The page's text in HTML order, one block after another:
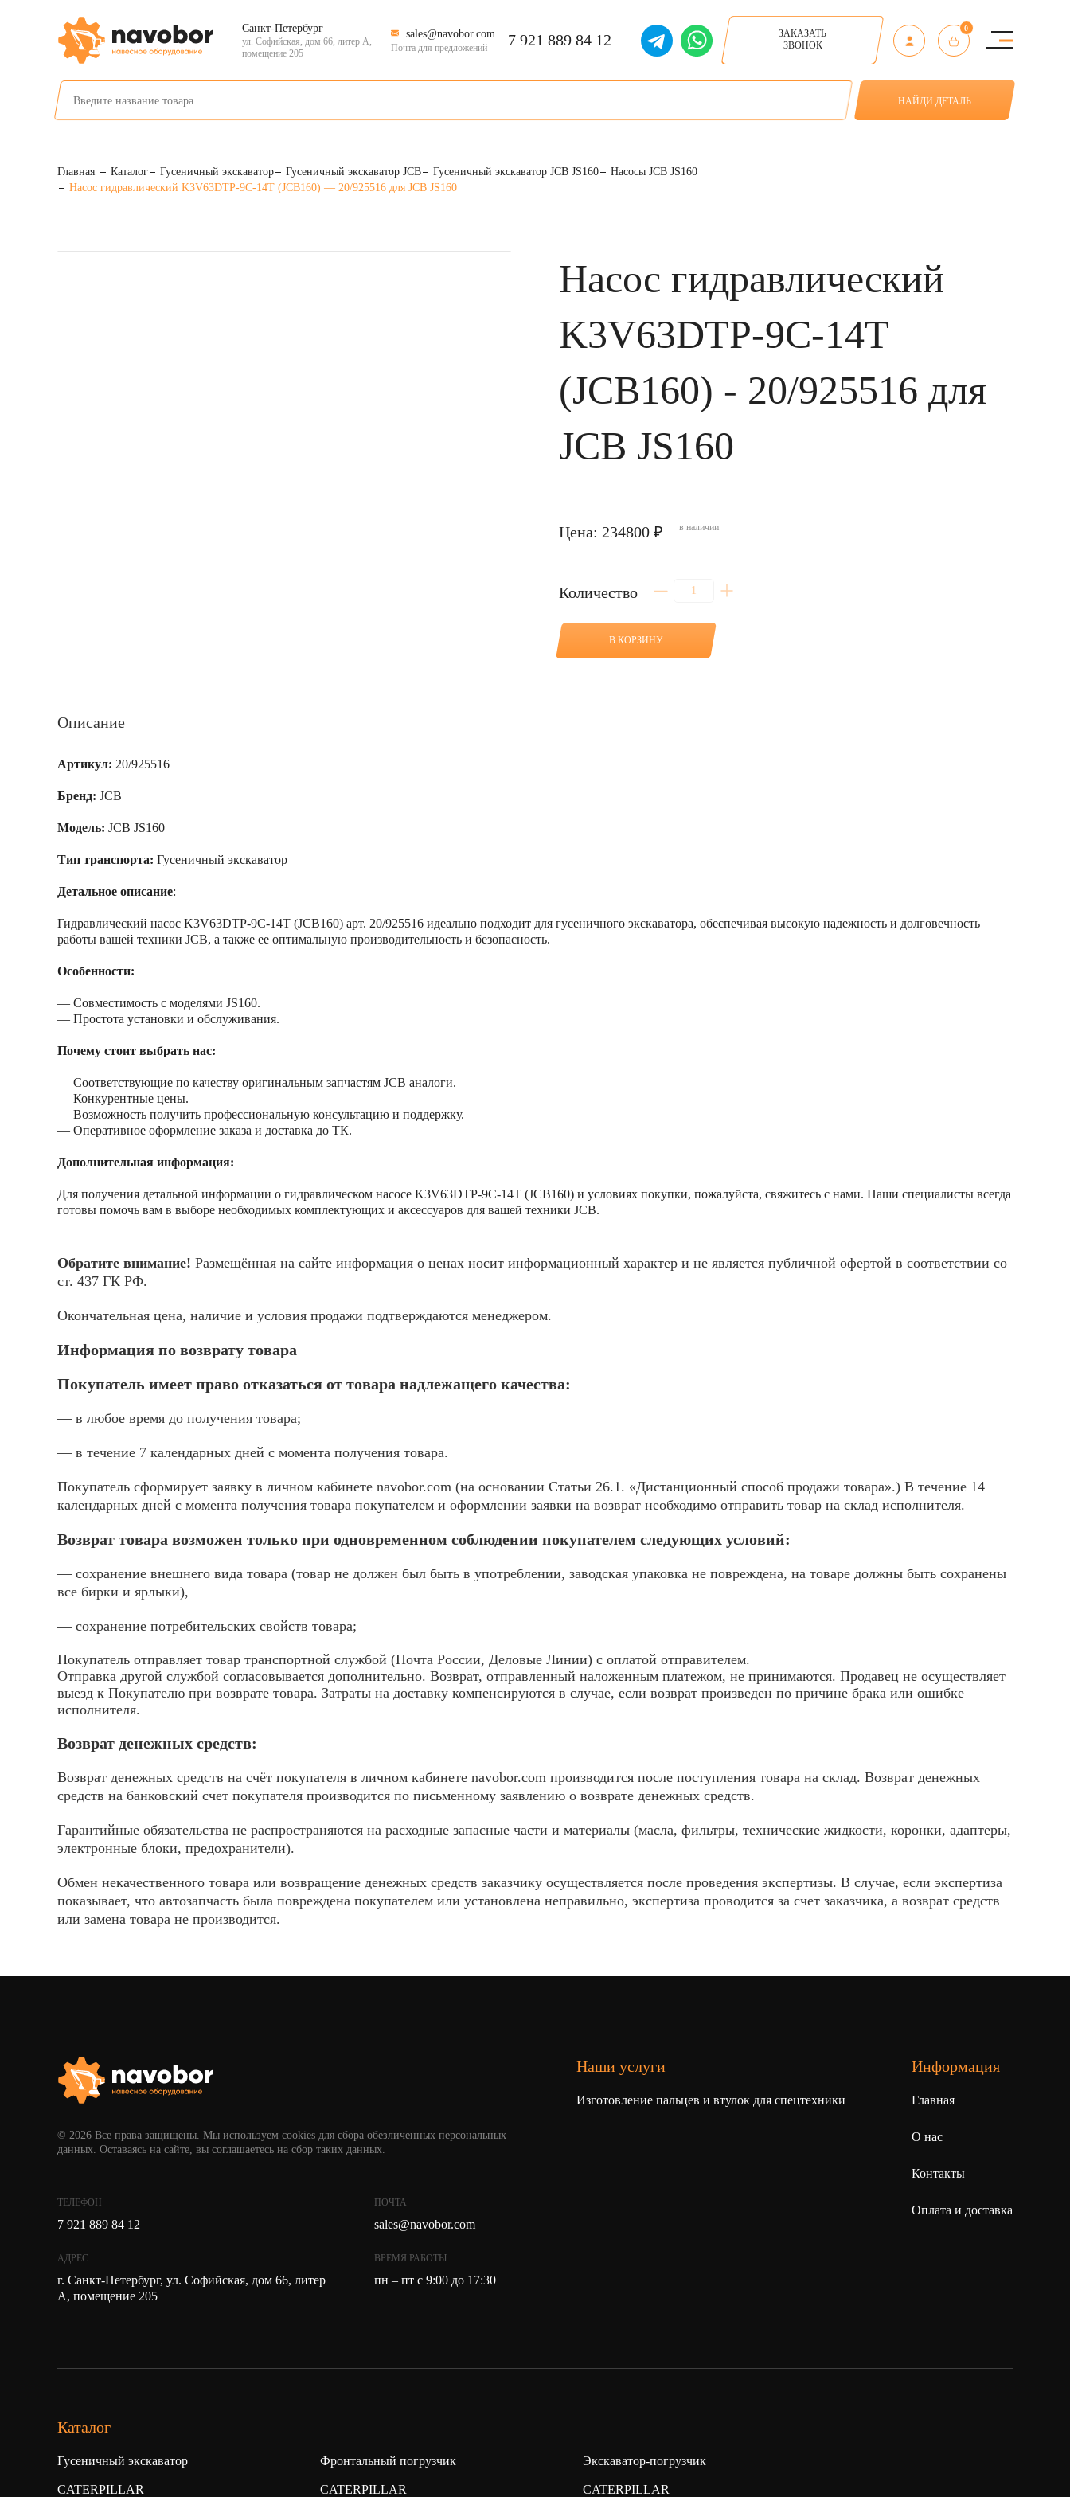
Санкт-Петербург
ул. Софийская, дом 66, литер А,
помещение 205
sales@navobor.com
Почта для предложений 7 921 889 84 12
ЗАКАЗАТЬ
ЗВОНОК
0
НАЙДИ ДЕТАЛЬ
Главная Каталог Гусеничный экскаватор Гусеничный экскаватор JCB Гусеничный экскаватор JCB JS160
Насосы JCB JS160
Насос гидравлический K3V63DTP-9С-14Т (JCB160) — 20/925516 для JCB JS160
Насос гидравлический
K3V63DTP-9С-14Т
(JCB160) - 20/925516 для
JCB JS160
Цена: 234800 ₽ в наличии
Количество
Количество
гидравлический
K3V63DTP-
В КОРЗИНУ
Описание
Артикул: 20/925516
Бренд: JCB
Модель: JCB JS160
Тип транспорта: Гусеничный экскаватор
Детальное описание:
Гидравлический насос K3V63DTP-9С-14Т (JCB160) арт. 20/925516 идеально подходит для гусеничного экскаватора, обеспечивая высокую надежность и долговечность
работы вашей техники JCB, а также ее оптимальную производительность и безопасность.
Особенности:
— Совместимость с моделями JS160.
— Простота установки и обслуживания.
Почему стоит выбрать нас:
— Соответствующие по качеству оригинальным запчастям JCB аналоги.
— Конкурентные цены.
— Возможность получить профессиональную консультацию и поддержку.
— Оперативное оформление заказа и доставка до ТК.
Дополнительная информация:
Для получения детальной информации о гидравлическом насосе K3V63DTP-9С-14Т (JCB160) и условиях покупки, пожалуйста, свяжитесь с нами. Наши специалисты всегда
готовы помочь вам в выборе необходимых комплектующих и аксессуаров для вашей техники JCB.
Обратите внимание! Размещённая на сайте информация о ценах носит информационный характер и не является публичной офертой в соответствии со
ст. 437 ГК РФ.
Окончательная цена, наличие и условия продажи подтверждаются менеджером.
Информация по возврату товара
Покупатель имеет право отказаться от товара надлежащего качества:
— в любое время до получения товара;
— в течение 7 календарных дней с момента получения товара.
Покупатель сформирует заявку в личном кабинете navobor.com (на основании Статьи 26.1. «Дистанционный способ продажи товара».) В течение 14
календарных дней с момента получения товара покупателем и оформлении заявки на возврат необходимо отправить товар на склад исполнителя.
Возврат товара возможен только при одновременном соблюдении покупателем следующих условий:
— сохранение внешнего вида товара (товар не должен был быть в употреблении, заводская упаковка не повреждена, на товаре должны быть сохранены
все бирки и ярлыки),
— сохранение потребительских свойств товара;
Покупатель отправляет товар транспортной службой (Почта России, Деловые Линии) с оплатой отправителем.
Отправка другой службой согласовывается дополнительно. Возврат, отправленный наложенным платежом, не принимаются. Продавец не осуществляет
выезд к Покупателю при возврате товара. Затраты на доставку компенсируются в случае, если возврат произведен по причине брака или ошибке
исполнителя.
Возврат денежных средств:
Возврат денежных средств на счёт покупателя в личном кабинете navobor.com производится после поступления товара на склад. Возврат денежных
средств на банковский счет покупателя производится по письменному заявлению о возврате денежных средств.
Гарантийные обязательства не распространяются на расходные запасные части и материалы (масла, фильтры, технические жидкости, коронки, адаптеры,
электронные блоки, предохранители).
Обмен некачественного товара или возвращение денежных средств заказчику осуществляется после проведения экспертизы. В случае, если экспертиза
показывает, что автозапчасть была повреждена покупателем или установлена неправильно, экспертиза проводится за счет заказчика, а возврат средств
или замена товара не производится.
© 2026 Все права защищены. Мы используем cookies для сбора обезличенных персональных
данных. Оставаясь на сайте, вы соглашаетесь на сбор таких данных.
ТЕЛЕФОН
7 921 889 84 12
АДРЕС
г. Санкт-Петербург, ул. Софийская, дом 66, литер
А, помещение 205
ПОЧТА
sales@navobor.com
ВРЕМЯ РАБОТЫ
пн – пт с 9:00 до 17:30
Наши услуги
Изготовление пальцев и втулок для спецтехники
Информация
Главная
О нас
Контакты
Оплата и доставка
Каталог
Гусеничный экскаватор
CATERPILLAR
Фронтальный погрузчик
CATERPILLAR
Экскаватор-погрузчик
CATERPILLAR